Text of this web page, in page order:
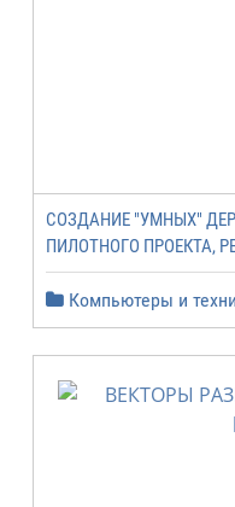
СОЗДАНИЕ "УМНЫХ"
ПИЛОТНОГО ПРОЕКТА,
Компьютеры и